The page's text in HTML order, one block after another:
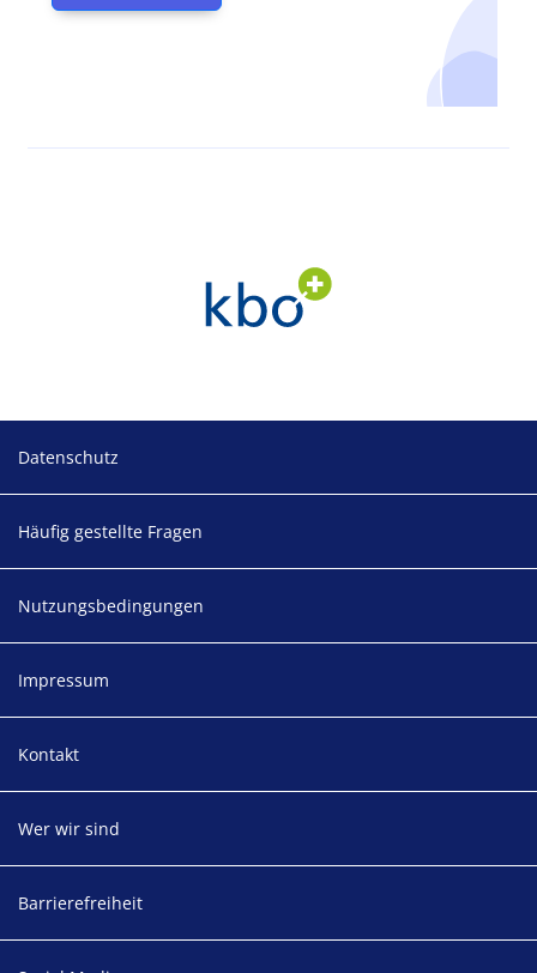
Datenschutz
Häufig gestellte Fragen
Nutzungsbedingungen
Impressum
Kontakt
Wer wir sind
Barrierefreiheit